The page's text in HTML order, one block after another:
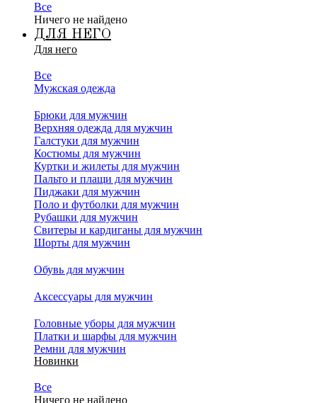
Все
Ничего не найдено
ДЛЯ НЕГО
Для него
Все
Мужская одежда
Брюки для мужчин
Верхняя одежда для мужчин
Галстуки для мужчин
Костюмы для мужчин
Куртки и жилеты для мужчин
Пальто и плащи для мужчин
Пиджаки для мужчин
Поло и футболки для мужчин
Рубашки для мужчин
Свитеры и кардиганы для мужчин
Шорты для мужчин
Обувь для мужчин
Аксессуары для мужчин
Головные уборы для мужчин
Платки и шарфы для мужчин
Ремни для мужчин
Новинки
Все
Ничего не найдено